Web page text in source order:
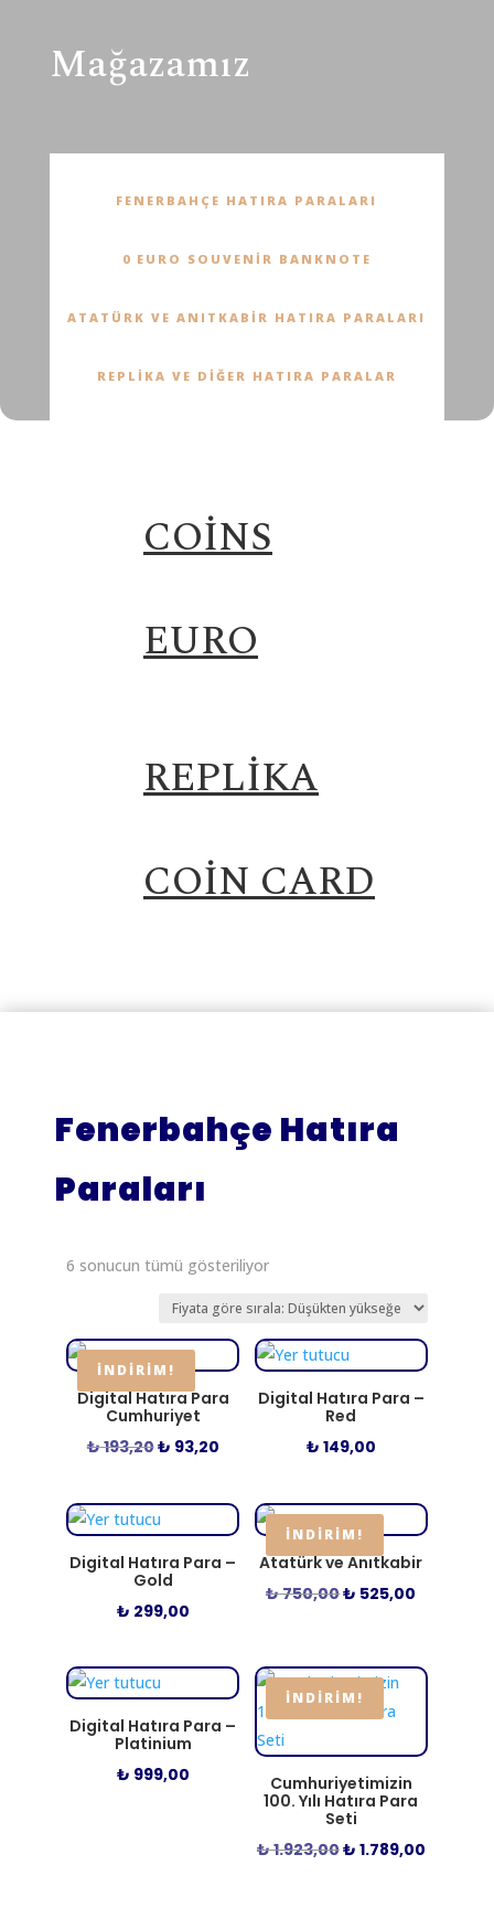
Mağazamız
FENERBAHÇE HATIRA PARALARI
0 EURO SOUVENIR BANKNOTE
ATATÜRK VE ANITKABIR HATIRA PARALARI
REPLIKA VE DIĞER HATIRA PARALAR
COINS
EURO
REPLIKA
COIN CARD
Fenerbahçe Hatıra
Paraları
6 sonucun tümü gösteriliyorFiyata
sıralandı:
düşükten
yükseğe
İNDIRIM!
Digital Hatıra Para
Cumhuriyet
₺193,20Orijinal
₺ 193,20.
₺ 93,20Şu
fiyat:
₺ 93,20.
Digital Hatıra Para –
Red
₺ 149,00
Digital Hatıra Para –
Gold
₺ 299,00
İNDIRIM!
Atatürk ve Anıtkabir
₺750,00Orijinal
₺ 525,00
₺ 525,00.
Digital Hatıra Para –
Platinium
₺ 999,00
İNDIRIM!
Cumhuriyetimizin
100. Yılı Hatıra Para
Seti
₺1.923,00Orijinal
₺ 1.789,00Şu